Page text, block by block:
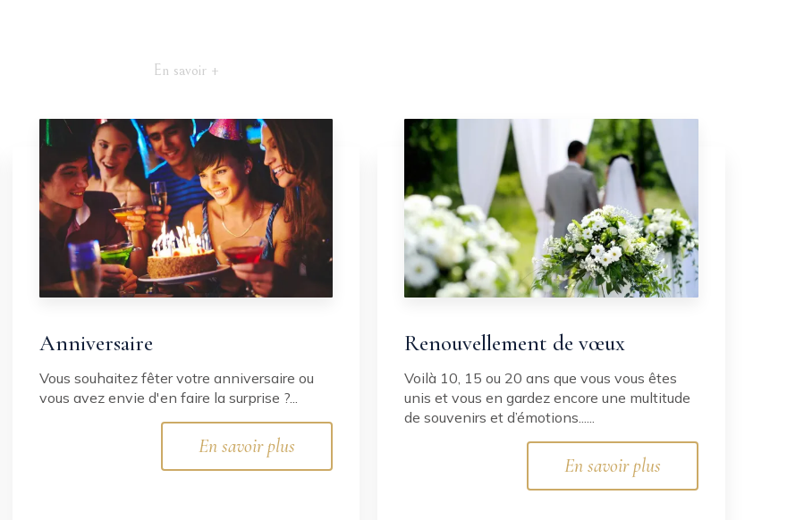
En savoir +
Anniversaire
Vous souhaitez fêter votre anniversaire ou
vous avez envie d'en faire la surprise ?...
En savoir plus
Renouvellement de vœux
Voilà 10, 15 ou 20 ans que vous vous êtes
unis et vous en gardez encore une multitude
de souvenirs et d’émotions......
En savoir plus